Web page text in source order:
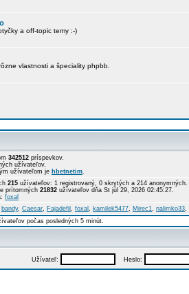
a off-topic temy :-)
vlastnosti a špeciality phpbb.
342512 príspevkov.
užívateľov.
užívateľom je hbetnetim.
215 užívateľov: 1 registrovaný, 0 skrytých a 214
prítomných 21832 užívateľov dňa St júl 29, 2026 02:45:27.
foxal
bandy, Caesar, Fajadefil , foxal , kamilek5477, Mirec1, nalimko33,
počas posledných 5 minút.
Užívateľ: Heslo: